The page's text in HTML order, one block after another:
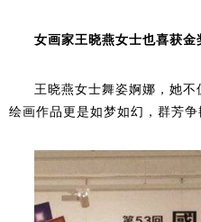
女画家王晓燕女士也喜获金
王晓燕女士舞姿婀娜，她不
绘画作品更是如梦如幻，群芳争